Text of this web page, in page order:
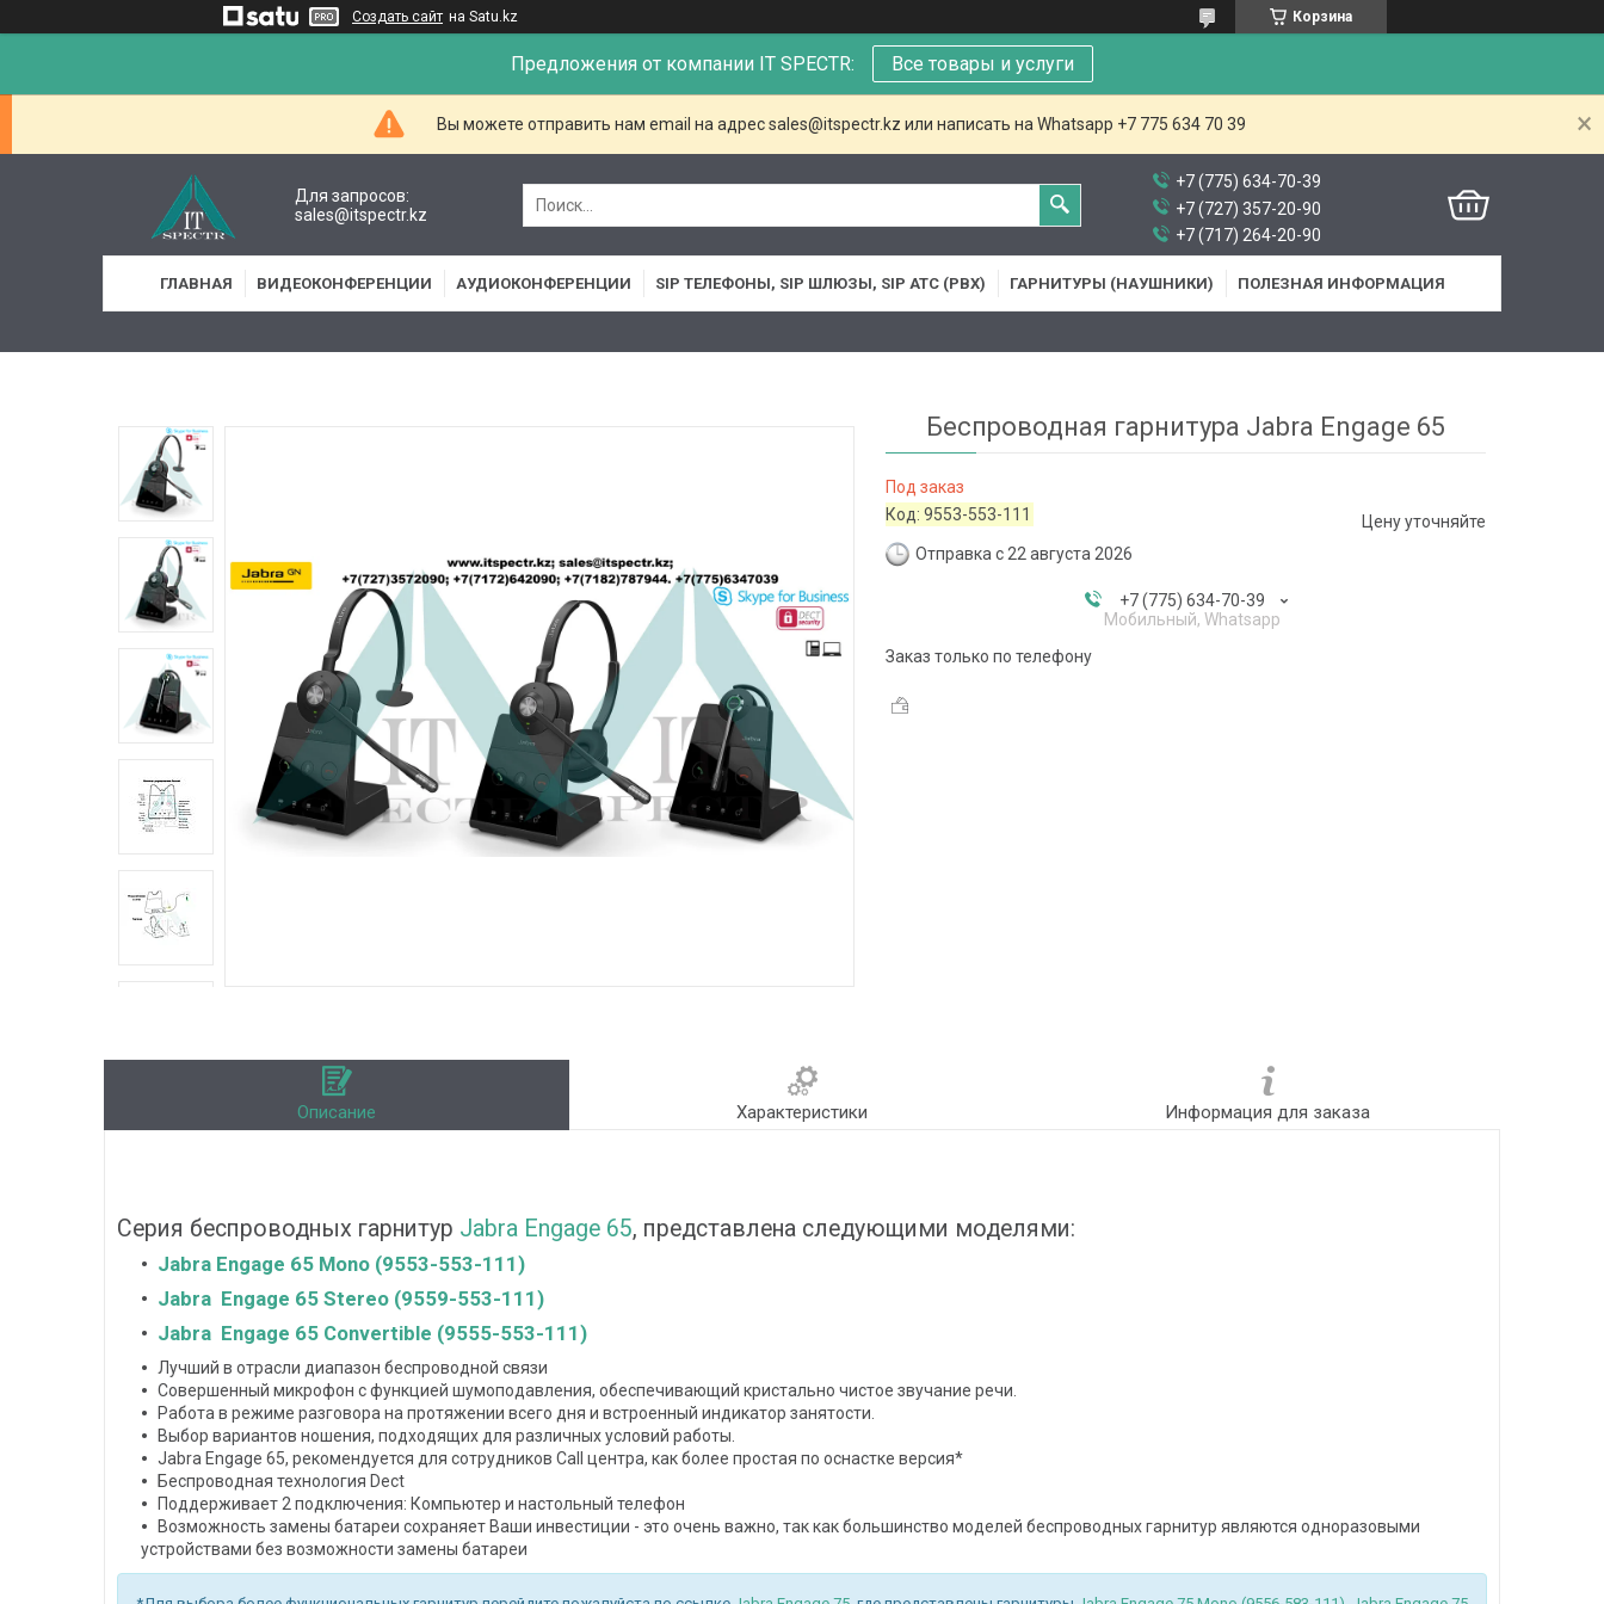
Создать сайт на Satu.kz Корзина
Предложения от компании IT SPECTR: Все товары и услуги
Вы можете отправить нам email на адрес sales@itspectr.kz или написать на Whatsapp +7 775 634 70 39
Для запросов:
sales@itspectr.kz
+7 (775) 634-70-39
+7 (727) 357-20-90
+7 (717) 264-20-90
ГЛАВНАЯ ВИДЕОКОНФЕРЕНЦИИ АУДИОКОНФЕРЕНЦИИ SIP ТЕЛЕФОНЫ, SIP ШЛЮЗЫ, SIP АТС (PBX) ГАРНИТУРЫ (НАУШНИКИ) ПОЛЕЗНАЯ ИНФОРМАЦИЯ
Беспроводная гарнитура Jabra Engage 65
Под заказ
Код:9553-553-111
Отправка с 22 августа 2026
Цену уточняйте
+7 (775) 634-70-39
Мобильный, Whatsapp
Заказ только по телефону
Описание Характеристики Информация для заказа
Серия беспроводных гарнитур Jabra Engage 65, представлена следующими моделями:
Jabra Engage 65 Mono (9553-553-111)
Jabra Engage 65 Stereo (9559-553-111)
Jabra Engage 65 Convertible (9555-553-111)
Лучший в отрасли диапазон беспроводной связи
Совершенный микрофон с функцией шумоподавления, обеспечивающий кристально чистое звучание речи.
Работа в режиме разговора на протяжении всего дня и встроенный индикатор занятости.
Выбор вариантов ношения, подходящих для различных условий работы.
Jabra Engage 65, рекомендуется для сотрудников Call центра, как более простая по оснастке версия*
Беспроводная технология Dect
Поддерживает 2 подключения: Компьютер и настольный телефон
Возможность замены батареи сохраняет Ваши инвестиции - это очень важно, так как большинство моделей беспроводных гарнитур являются одноразовыми
устройствами без возможности замены батареи